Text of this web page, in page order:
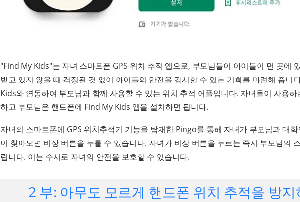
"Find My Kids"는 자녀 스마트폰 GPS 위치 추적 앱으로, 부모님들이 아이들이 먼 곳에
받고 있지 않을 때 걱정될 것 없이 아이들의 안전을 감시할 수 있는 기회를 마련해 줍니
Kids와 연동하여 부모님과 함께 사용할 수 있는 위치 추적 어플입니다. 자녀들이 사용
하고 부모님은 핸드폰에 Find My Kids 앱을 설치하면 됩니다.
자녀의 스마트폰에 GPS 위치추적기 기능을 탑재한 Pingo를 통해 자녀가 부모님과 대
이 찾아오면 비상 버튼을 누를 수 있습니다. 자녀가 비상 버튼을 누르는 즉시 부모님의
립니다. 이는 수시로 자녀의 안전을 보호할 수 있습니다.
2 부: 아무도 모르게 핸드폰 위치 추적을 방